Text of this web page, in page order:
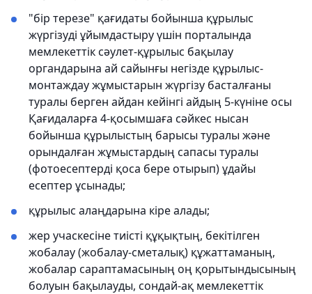
"бір терезе" қағидаты бойынша құрылыс
жүргізуді ұйымдастыру үшін порталында
мемлекеттік сәулет-құрылыс бақылау
органдарына ай сайынғы негізде құрылыс-
монтаждау жұмыстарын жүргізу басталғаны
туралы берген айдан кейінгі айдың 5-күніне осы
Қағидаларға 4-қосымшаға сәйкес нысан
бойынша құрылыстың барысы туралы және
орындалған жұмыстардың сапасы туралы
(фотоесептерді қоса бере отырып) ұдайы
есептер ұсынады;
құрылыс алаңдарына кiре алады;
жер учаскесіне тиісті құқықтың, бекiтiлген
жобалау (жобалау-сметалық) құжаттаманың,
жобалар сараптамасының оң қорытындысының
болуын бақылауды, сондай-ақ мемлекеттік